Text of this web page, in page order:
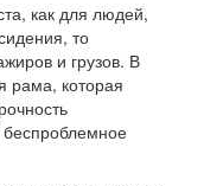
как для людей,
то
и грузов. В
рама, которая
беспроблемное